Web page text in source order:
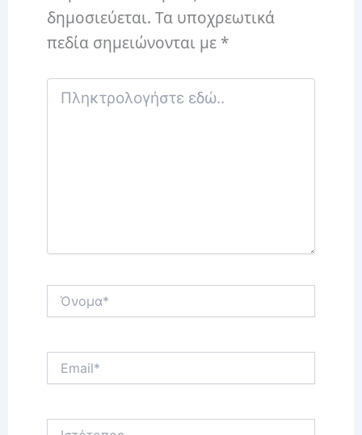
δημοσιεύεται. Τα υποχρεωτικά
πεδία σημειώνονται με *
Πληκτρολογήστε
εδώ..
Όνομα*
Ιστότοπος